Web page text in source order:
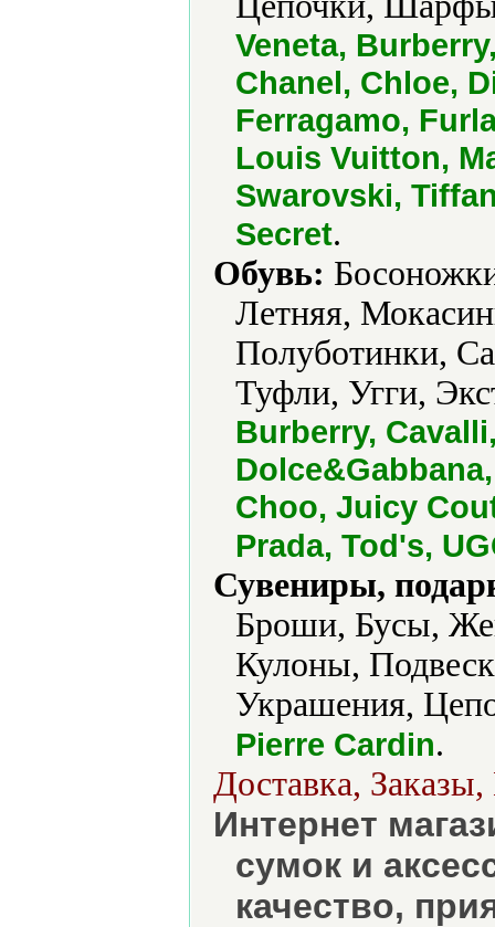
Veneta,
Chanel, Chloe,
Ferragamo,
Louis Vuitton,
Swarovski,
Secret.
Обувь:
Летняя,
Полуботинки,
Туфли, Угги,
Burberry,
Choo, Juicy
Prada, Tod's,
Сувениры,
Броши, Бусы,
Кулоны,
Украшения,
Pierre Cardin.
Доставка,
Интернет
сумок и
качество,